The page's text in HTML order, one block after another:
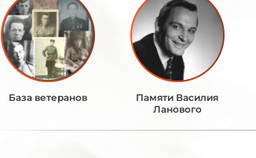
База ветеранов
Памяти Василия
Ланового